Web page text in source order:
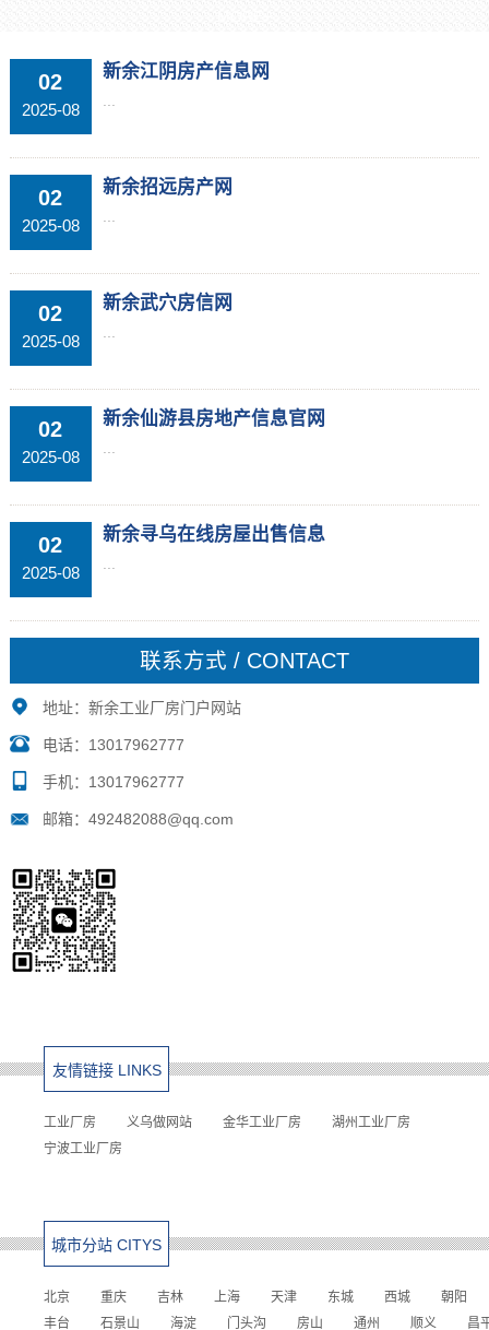
02
2025-08
新余江阴房产信息网
...
02
2025-08
新余招远房产网
...
02
2025-08
新余武穴房信网
...
02
2025-08
新余仙游县房地产信息官网
...
02
2025-08
新余寻乌在线房屋出售信息
...
联系方式 / CONTACT
地址：新余工业厂房门户网站
电话：13017962777
手机：13017962777
邮箱：492482088@qq.com
友情链接 LINKS
工业厂房 义乌做网站 金华工业厂房
湖州工业厂房
宁波工业厂房
城市分站 CITYS
北京 重庆 吉林 上海 天津 东城 西城
朝阳
丰台
石景山 海淀 门头沟 房山 通州 顺义 昌